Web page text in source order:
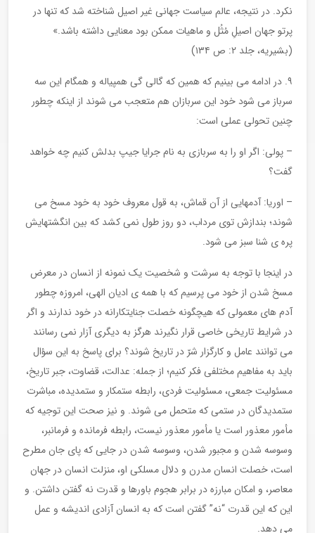
نکرد. در نتیجه، عالم سیاست جهانی غیر اصیل شناخته شد که تنها در
پرتو جهان اصیلِ مُثُل و ماهیات ممکن بود معنایی داشته باشد.»
(بشیریه، جلد ۲: ص ۱۳۴)
۹. در ادامه می بینیم که همین که گالی گی همپیاله و همگام این سه
سرباز می شود خود این سربازان هم متعجب می شوند از اینکه چطور
چنین تحولی عملی است:
– پولی: اگر او را به سربازی به نام جرایا جیپ بدلش کنیم چه خواهد
گفت؟
– اوریا: آدمهایی از آن قماش، به قول معروف خود به خود مسخ می
شوند؛ بندازش توی مرداب، دو روز طول نمی کشد که بین انگشتهایش
پره ی شنا سبز می شود.
در اینجا با توجه به سرشت و شخصیت یک نمونه از انسان در معرض
مسخ شدن از خود می پرسیم که با همه ی ادیان الهی، امروزه چطور
آدم های معمولی که هیچگونه خصلت جنایتکارانه در خود ندارند و اگر
در شرایط تاریخی خاصی قرار نگیرند هرگز به دیگری آزار نمی رسانند
می توانند عامل و کارگزار شرّ در تاریخ شوند؟ برای پاسخ به این سؤال
باید به مفاهیم مختلفی فکر کنیم؛ از جمله: عدالت، قضاوت، جبر تاریخ،
مسئولیت جمعی، مسئولیت فردی، رابطه ستمکار و ستمدیده، مباشرت
ستمدیدگان در ستمی که متحمل می شوند. و نیز صحت این توجیه که
مأمور معذور است یا مأمور معذور نیست، رابطه فرمانده و فرمانبر،
وسوسه شدن و مجبور شدن، وسوسه شدن در جایی که پای جان مطرح
است، خصلت انسان مدرن و دلال مسلکی او، منزلت انسان در جهان
معاصر، و امکان مبارزه در برابر هجوم باورها و قدرت نه گفتن داشتن. و
این که این قدرت “نه” گفتن است که به انسان آزادی اندیشه و عمل
می دهد.